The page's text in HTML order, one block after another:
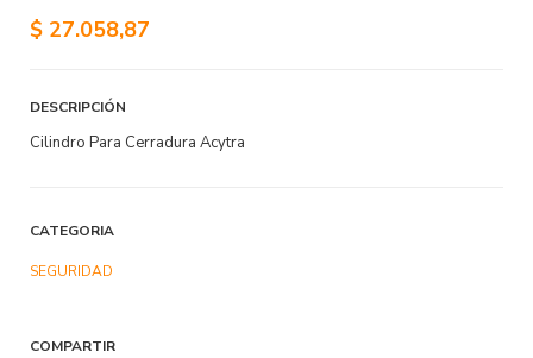
$ 27.058,87
DESCRIPCIÓN
Cilindro Para Cerradura Acytra
CATEGORIA
SEGURIDAD
COMPARTIR